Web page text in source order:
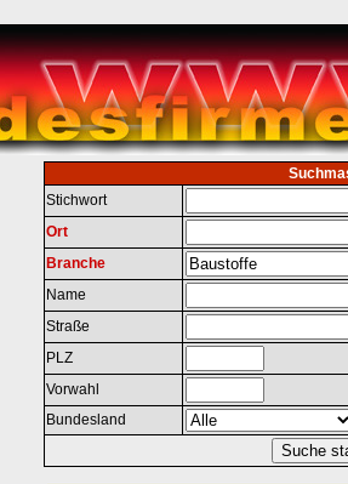
Stichwort
Ort
Branche
Name
Straße
PLZ
Vorwahl
Bundesland